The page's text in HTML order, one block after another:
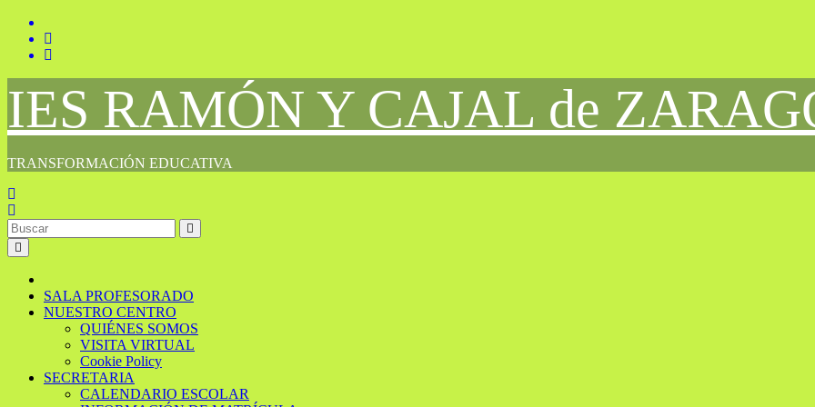
Saltar
contenido
IES RAMÓN Y CAJAL de
TRANSFORMACIÓN EDUCATIVA
SALA PROFESORADO
NUESTRO CENTRO
QUIÉNES SOMOS
VISITA VIRTUAL
Cookie Policy
SECRETARIA
CALENDARIO ESCOLAR